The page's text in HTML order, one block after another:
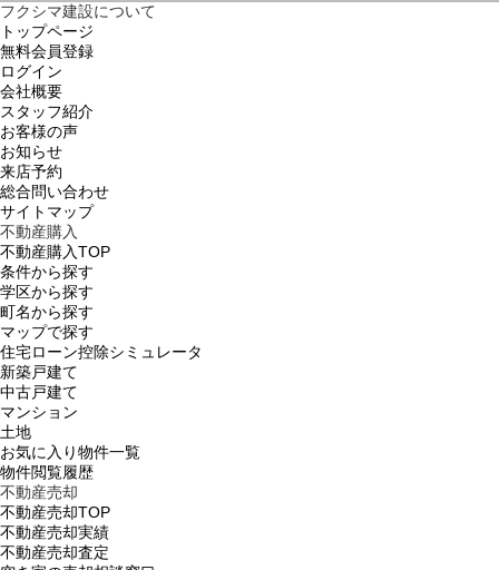
フクシマ建設について
トップページ
無料会員登録
ログイン
会社概要
スタッフ紹介
お客様の声
お知らせ
来店予約
総合問い合わせ
サイトマップ
不動産購入
不動産購入TOP
条件から探す
学区から探す
町名から探す
マップで探す
住宅ローン控除シミュレータ
新築戸建て
中古戸建て
マンション
土地
お気に入り物件一覧
物件閲覧履歴
不動産売却
不動産売却TOP
不動産売却実績
不動産売却査定